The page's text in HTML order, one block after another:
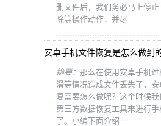
删文件后，我们务必马上停止
除等操作动作，并尽
安卓手机文件恢复是怎么做到的
摘要： 那么在使用安卓手机
滑等情况造成文件丢失了，
复需要怎么做呢？这个时候我
第三方数据恢复工具来进行
了。小编下面介绍一